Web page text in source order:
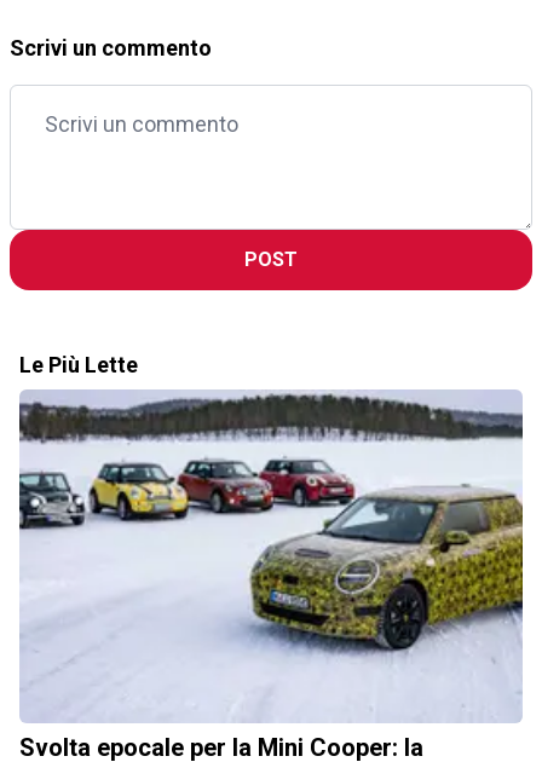
Scrivi un commento
POST
Le Più Lette
Svolta epocale per la Mini Cooper: la